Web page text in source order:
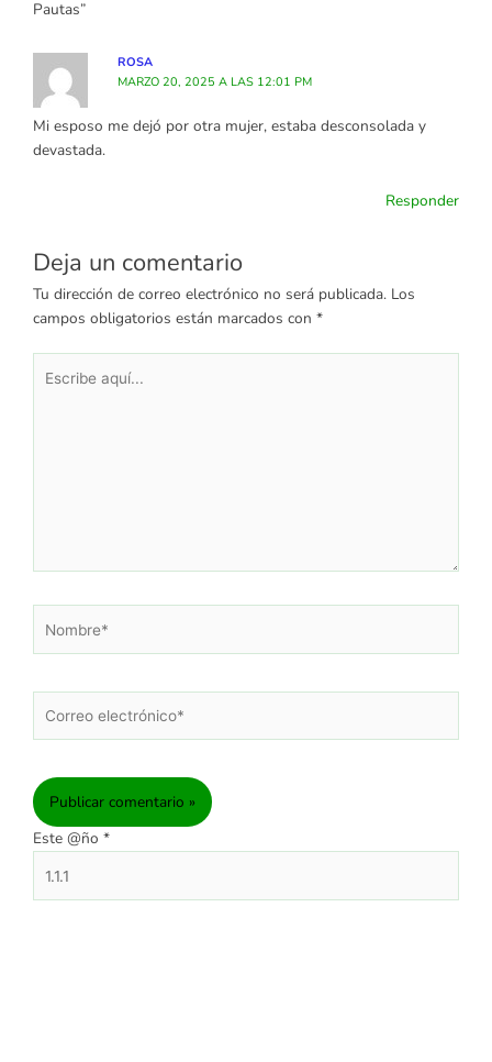
Pautas”
ROSA
MARZO 20, 2025 A LAS 12:01 PM
Mi esposo me dejó por otra mujer, estaba desconsolada y
devastada.
Responder
Deja un comentario
Tu dirección de correo electrónico no será publicada. Los
campos obligatorios están marcados con *
aquí...
electrónico*
Este @ño *